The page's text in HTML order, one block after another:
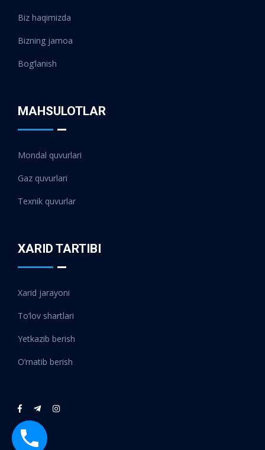
Biz haqimizda
Bizning jamoa
Bog‘lanish
MAHSULOTLAR
Mondal quvurlari
Gaz quvurlari
Texnik quvurlar
XARID TARTIBI
Xarid jarayoni
To’lov shartlari
Yetkazib berish
O’rnatib berish